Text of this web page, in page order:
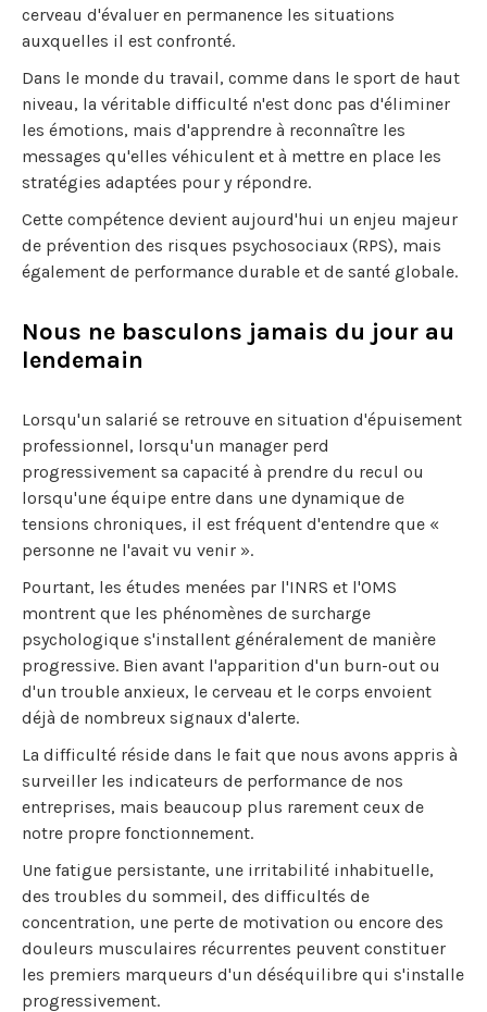
cerveau d'évaluer en permanence les situations
auxquelles il est confronté.
Dans le monde du travail, comme dans le sport de haut
niveau, la véritable difficulté n'est donc pas d'éliminer
les émotions, mais d'apprendre à reconnaître les
messages qu'elles véhiculent et à mettre en place les
stratégies adaptées pour y répondre.
Cette compétence devient aujourd'hui un enjeu majeur
de prévention des risques psychosociaux (RPS), mais
également de performance durable et de santé globale.
Nous ne basculons jamais du jour au
lendemain
Lorsqu'un salarié se retrouve en situation d'épuisement
professionnel, lorsqu'un manager perd
progressivement sa capacité à prendre du recul ou
lorsqu'une équipe entre dans une dynamique de
tensions chroniques, il est fréquent d'entendre que «
personne ne l'avait vu venir ».
Pourtant, les études menées par l'INRS et l'OMS
montrent que les phénomènes de surcharge
psychologique s'installent généralement de manière
progressive. Bien avant l'apparition d'un burn-out ou
d'un trouble anxieux, le cerveau et le corps envoient
déjà de nombreux signaux d'alerte.
La difficulté réside dans le fait que nous avons appris à
surveiller les indicateurs de performance de nos
entreprises, mais beaucoup plus rarement ceux de
notre propre fonctionnement.
Une fatigue persistante, une irritabilité inhabituelle,
des troubles du sommeil, des difficultés de
concentration, une perte de motivation ou encore des
douleurs musculaires récurrentes peuvent constituer
les premiers marqueurs d'un déséquilibre qui s'installe
progressivement.